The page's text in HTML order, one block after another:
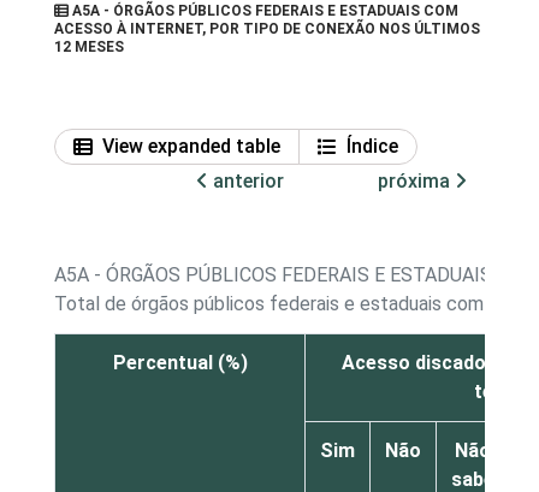
A5A - ÓRGÃOS PÚBLICOS FEDERAIS E ESTADUAIS COM
ACESSO À INTERNET, POR TIPO DE CONEXÃO NOS ÚLTIMOS
12 MESES
View expanded table
Índice
anterior
próxima
A5A - ÓRGÃOS PÚBLICOS FEDERAIS E ESTADUAIS
Total de órgãos públicos federais e estaduais com
Percentual (%)
Acesso discado/
Sim Não
Não
sabe